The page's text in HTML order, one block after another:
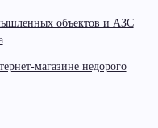
объектов и АЗС
магазине недорого